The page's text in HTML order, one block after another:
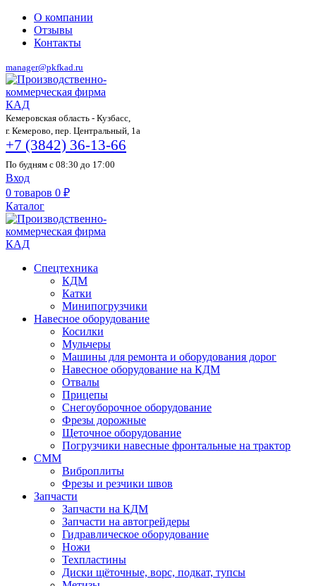
О компании
Отзывы
Контакты
manager@pkfkad.ru
Кемеровская область - Кузбасс,
г. Кемерово, пер. Центральный, 1а
+7 (3842) 36-13-66
По будням с 08:30 до 17:00
Вход
0 товаров 0 ₽
Каталог
Спецтехника
КДМ
Катки
Минипогрузчики
Навесное оборудование
Косилки
Мульчеры
Машины для ремонта и оборудования дорог
Навесное оборудование на КДМ
Отвалы
Прицепы
Снегоуборочное оборудование
Фрезы дорожные
Щеточное оборудование
Погрузчики навесные фронтальные на трактор
СММ
Виброплиты
Фрезы и резчики швов
Запчасти
Запчасти на КДМ
Запчасти на автогрейдеры
Гидравлическое оборудование
Ножи
Техпластины
Диски щёточные, ворс, подкат, тупсы